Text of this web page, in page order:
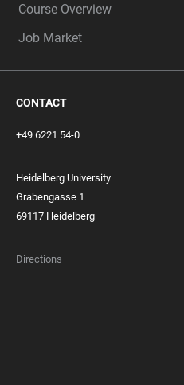
Course Overview
Job Market
CONTACT
+49 6221 54-0
Heidelberg University
Grabengasse 1
69117 Heidelberg
Directions